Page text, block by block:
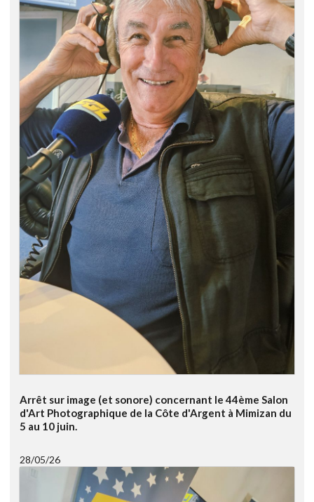
Arrêt sur image (et sonore) concernant le 44ème Salon
d'Art Photographique de la Côte d'Argent à Mimizan du
5 au 10 juin.
28/05/26